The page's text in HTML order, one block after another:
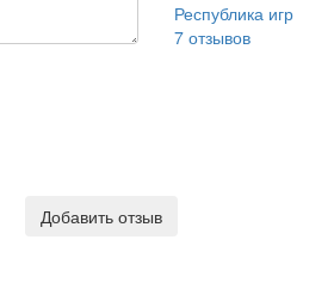
Добавить отзыв
Республика игр
7отзывов